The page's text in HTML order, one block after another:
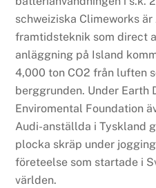
schweiziska Climeworks
framtidsteknik som direct
anläggning på Island
4,000 ton CO2 från luften
berggrunden. Under Earth
Enviromental Foundation
Audi-anställda i Tyskland
plocka skräp under
företeelse som startade i
världen.